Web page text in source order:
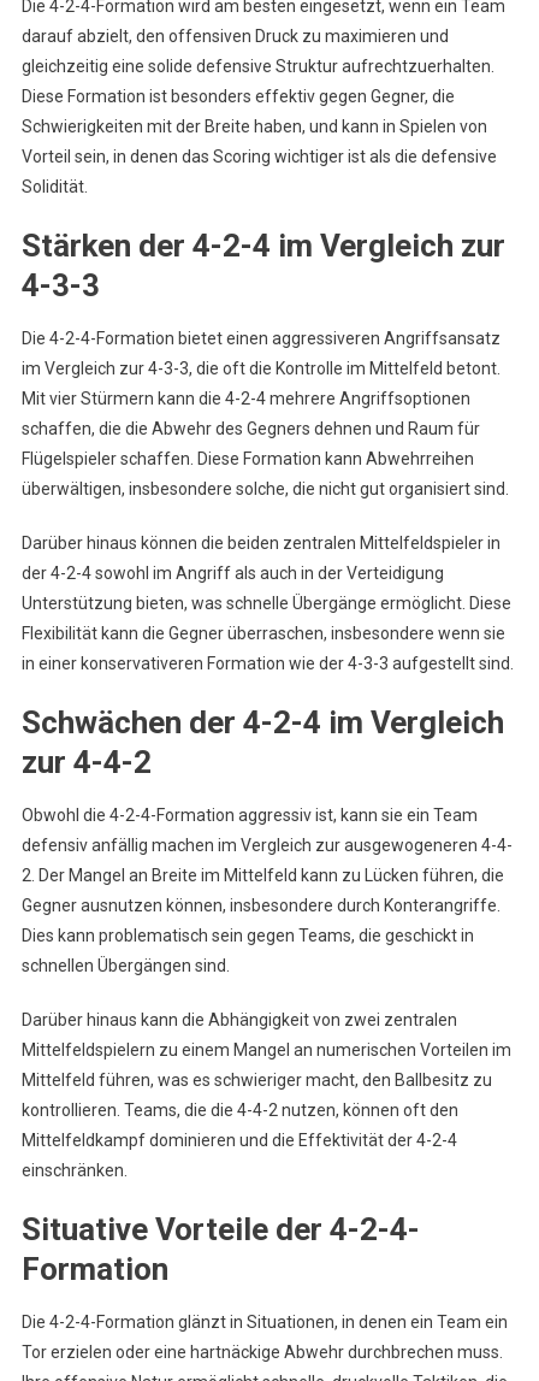
Die 4-2-4-Formation wird am besten eingesetzt, wenn ein Team
darauf abzielt, den offensiven Druck zu maximieren und
gleichzeitig eine solide defensive Struktur aufrechtzuerhalten.
Diese Formation ist besonders effektiv gegen Gegner, die
Schwierigkeiten mit der Breite haben, und kann in Spielen von
Vorteil sein, in denen das Scoring wichtiger ist als die defensive
Solidität.
Stärken der 4-2-4 im Vergleich zur
4-3-3
Die 4-2-4-Formation bietet einen aggressiveren Angriffsansatz
im Vergleich zur 4-3-3, die oft die Kontrolle im Mittelfeld betont.
Mit vier Stürmern kann die 4-2-4 mehrere Angriffsoptionen
schaffen, die die Abwehr des Gegners dehnen und Raum für
Flügelspieler schaffen. Diese Formation kann Abwehrreihen
überwältigen, insbesondere solche, die nicht gut organisiert sind.
Darüber hinaus können die beiden zentralen Mittelfeldspieler in
der 4-2-4 sowohl im Angriff als auch in der Verteidigung
Unterstützung bieten, was schnelle Übergänge ermöglicht. Diese
Flexibilität kann die Gegner überraschen, insbesondere wenn sie
in einer konservativeren Formation wie der 4-3-3 aufgestellt sind.
Schwächen der 4-2-4 im Vergleich
zur 4-4-2
Obwohl die 4-2-4-Formation aggressiv ist, kann sie ein Team
defensiv anfällig machen im Vergleich zur ausgewogeneren 4-4-
2. Der Mangel an Breite im Mittelfeld kann zu Lücken führen, die
Gegner ausnutzen können, insbesondere durch Konterangriffe.
Dies kann problematisch sein gegen Teams, die geschickt in
schnellen Übergängen sind.
Darüber hinaus kann die Abhängigkeit von zwei zentralen
Mittelfeldspielern zu einem Mangel an numerischen Vorteilen im
Mittelfeld führen, was es schwieriger macht, den Ballbesitz zu
kontrollieren. Teams, die die 4-4-2 nutzen, können oft den
Mittelfeldkampf dominieren und die Effektivität der 4-2-4
einschränken.
Situative Vorteile der 4-2-4-
Formation
Die 4-2-4-Formation glänzt in Situationen, in denen ein Team ein
Tor erzielen oder eine hartnäckige Abwehr durchbrechen muss.